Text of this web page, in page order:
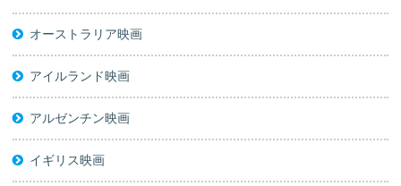
オーストラリア映画
アイルランド映画
アルゼンチン映画
イギリス映画